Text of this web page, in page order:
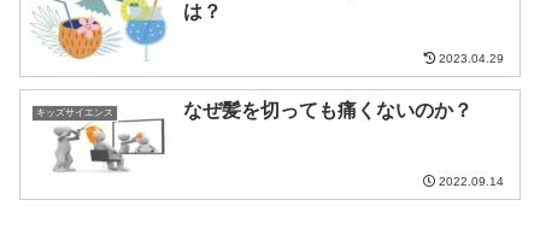
は？
2023.04.29
キッズサイエンス なぜ髪を切っても痛くないのか？
2022.09.14